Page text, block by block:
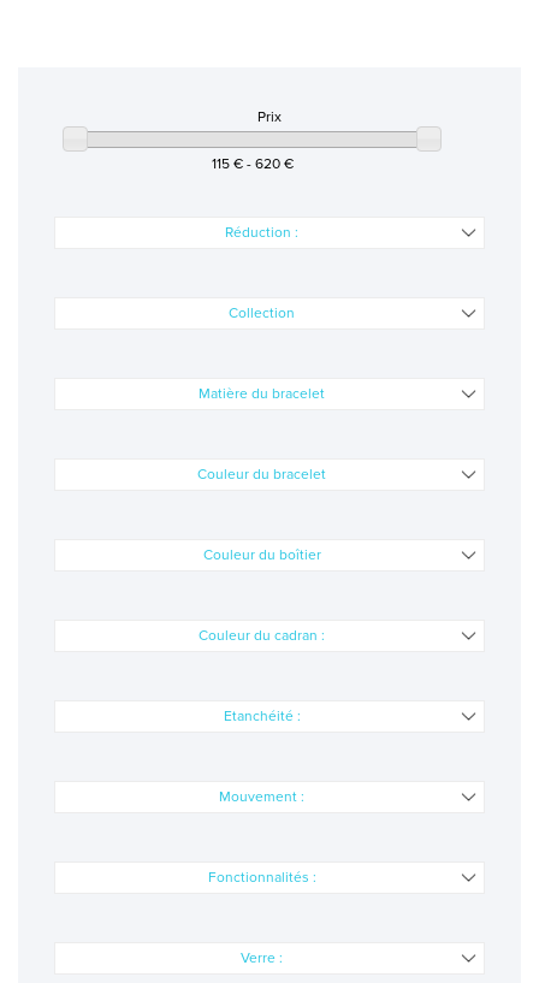
MONTRES HOMME
MONTRES ENFANT
SWAROVSKI
CARTES CADEAUX
BLOG
Prix
115 € - 620 €
Réduction :
Collection
Matière du bracelet
Couleur du bracelet
Couleur du boîtier
Couleur du cadran :
Etanchéité :
Mouvement :
Fonctionnalités :
Verre :